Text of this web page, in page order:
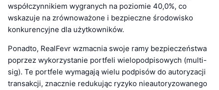
współczynnikiem wygranych na poziomie 40,0%, co
wskazuje na zrównoważone i bezpieczne środowisko
konkurencyjne dla użytkowników.
Ponadto, RealFevr wzmacnia swoje ramy bezpieczeństwa
poprzez wykorzystanie portfeli wielopodpisowych (multi-
sig). Te portfele wymagają wielu podpisów do autoryzacji
transakcji, znacznie redukując ryzyko nieautoryzowanego